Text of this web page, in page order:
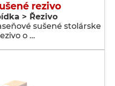
rezivo
> Řezivo
sušené stolárske
o …